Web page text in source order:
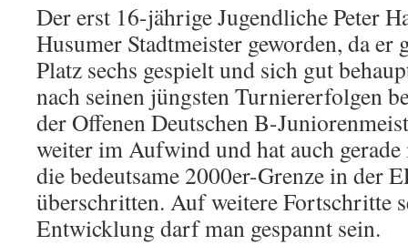
Der erst 16-jährige Jugendliche Peter
Husumer Stadtmeister geworden, da er
Platz sechs gespielt und sich gut
nach seinen jüngsten Turniererfolgen
der Offenen Deutschen B-
weiter im Aufwind und hat auch
die bedeutsame 2000er-Grenze in der
überschritten. Auf weitere Fortschritte
Entwicklung darf man gespannt sein.